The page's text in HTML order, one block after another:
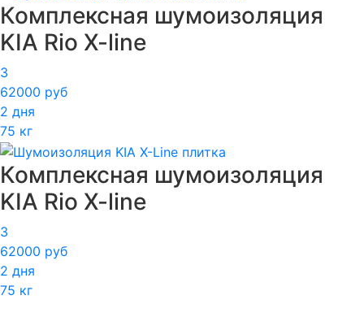
Комплексная шумоизоляция
KIA Rio X-line
3
62000 руб
2 дня
75 кг
Комплексная шумоизоляция
KIA Rio X-line
3
62000 руб
2 дня
75 кг